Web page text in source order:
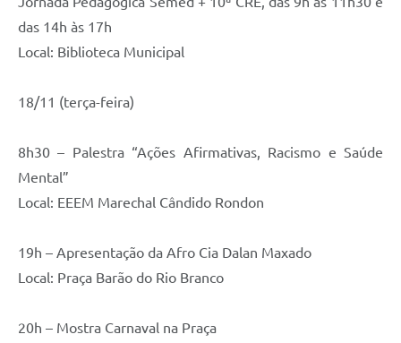
das 14h às 17h
Local: Biblioteca Municipal
18/11 (terça-feira)
8h30 – Palestra “Ações Afirmativas, Racismo e Saúde
Mental”
Local: EEEM Marechal Cândido Rondon
19h – Apresentação da Afro Cia Dalan Maxado
Local: Praça Barão do Rio Branco
20h – Mostra Carnaval na Praça